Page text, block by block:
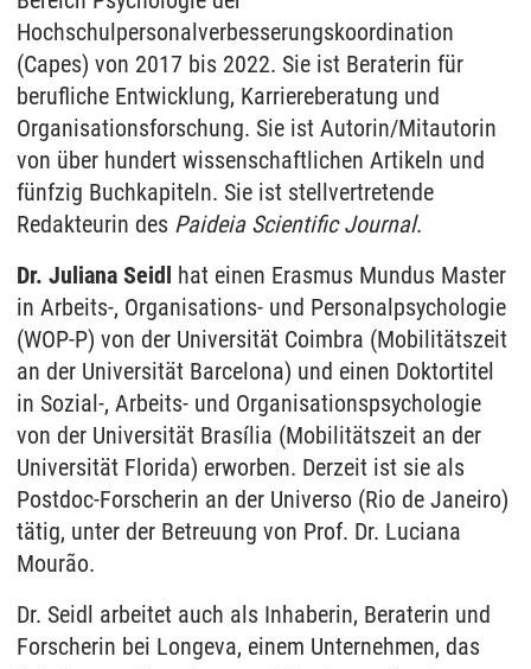
Hochschulpersonalverbesserungskoordination
(Capes) von 2017 bis 2022. Sie ist Beraterin für
berufliche Entwicklung, Karriereberatung und
Organisationsforschung. Sie ist Autorin/Mitautorin
von über hundert wissenschaftlichen Artikeln und
fünfzig Buchkapiteln. Sie ist stellvertretende
Redakteurin des Paideia Scientific Journal.
Dr. Juliana Seidl hat einen Erasmus Mundus Master
in Arbeits-, Organisations- und Personalpsychologie
(WOP-P) von der Universität Coimbra (Mobilitätszeit
an der Universität Barcelona) und einen Doktortitel
in Sozial-, Arbeits- und Organisationspsychologie
von der Universität Brasília (Mobilitätszeit an der
Universität Florida) erworben. Derzeit ist sie als
Postdoc-Forscherin an der Universo (Rio de Janeiro)
tätig, unter der Betreuung von Prof. Dr. Luciana
Mourão.
Dr. Seidl arbeitet auch als Inhaberin, Beraterin und
Forscherin bei Longeva, einem Unternehmen, das